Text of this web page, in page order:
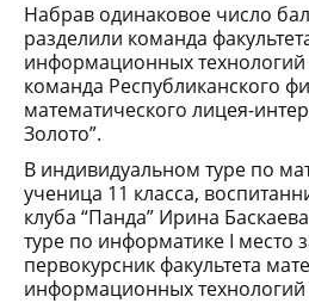
Набрав одинаковое число
разделили команда
информационных
команда Республиканского
математического лицея-
Золото”.
В индивидуальном туре по
ученица 11 класса,
клуба “Панда” Ирина
туре по информатике I место
первокурсник факультета
информационных